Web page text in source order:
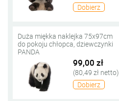
Dobierz
Duża miękka naklejka 75x97cm
do pokoju chłopca, dziewczynki
PANDA
99,00 zł
(80,49 zł netto)
Dobierz